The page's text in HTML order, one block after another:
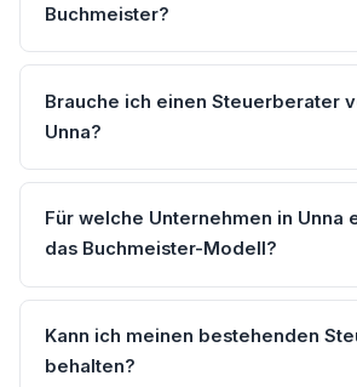
Buchmeister?
Brauche ich einen Steuerberater
Unna?
Für welche Unternehmen in Unna
das Buchmeister-Modell?
Kann ich meinen bestehenden
behalten?